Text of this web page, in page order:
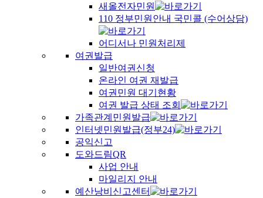
새올전자민원
110 정부민원안내 국민콜 (수어상담)
어디서나 민원처리제
여권발급
일반여권신청
온라인 여권 재발급
여권민원 대기현황
여권 발급 상태 조회
가족관계민원발급
인터넷민원발급(정부24)
공익신고
도와드림QR
사업 안내
마일리지 안내
예산낭비신고센터